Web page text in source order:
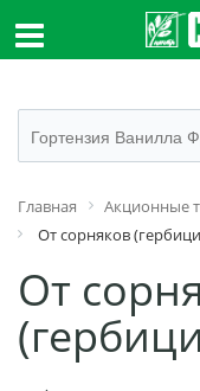
Главная Акционные
От сорняков
От